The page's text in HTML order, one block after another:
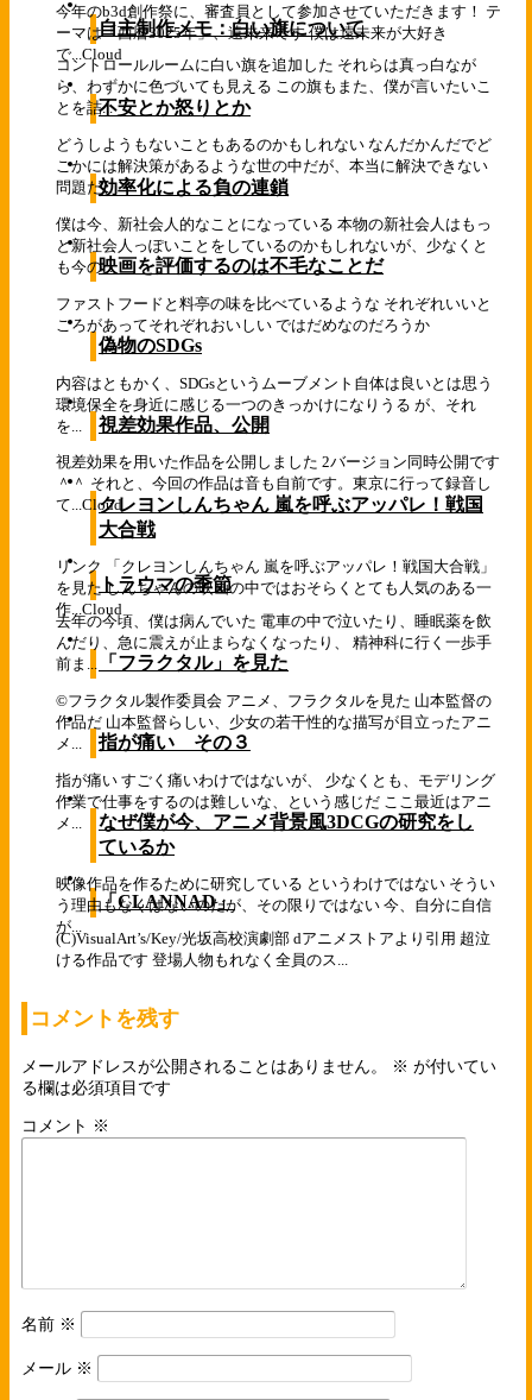
今年のb3d創作祭に、審査員として参加させていただきます！ テ
ーマは「西暦3025年」、遠未来です 僕は遠未来が大好き
で... Cloud
自主制作メモ：白い旗について
コントロールルームに白い旗を追加した それらは真っ白なが
ら、わずかに色づいても見える この旗もまた、僕が言いたいこ
とを詰...不安とか怒りとか
どうしようもないこともあるのかもしれない なんだかんだでど
こかには解決策があるような世の中だが、本当に解決できない
問題だ...効率化による負の連鎖
僕は今、新社会人的なことになっている 本物の新社会人はもっ
と新社会人っぽいことをしているのかもしれないが、少なくと
も今の...映画を評価するのは不毛なことだ
ファストフードと料亭の味を比べているような それぞれいいと
ころがあってそれぞれおいしい ではだめなのだろうか
偽物のSDGs
内容はともかく、SDGsというムーブメント自体は良いとは思う
環境保全を身近に感じる一つのきっかけになりうる が、それ
を...
視差効果作品、公開
視差効果を用いた作品を公開しました 2バージョン同時公開です
＾＾ それと、今回の作品は音も自前です。東京に行って録音し
て...Cloud
クレヨンしんちゃん 嵐を呼ぶアッパレ！戦国
大合戦
リンク 「クレヨンしんちゃん 嵐を呼ぶアッパレ！戦国大合戦」
を見た しんちゃんの映画の中ではおそらくとても人気のある一
作...Cloud
トラウマの季節
去年の今頃、僕は病んでいた 電車の中で泣いたり、睡眠薬を飲
んだり、急に震えが止まらなくなったり、 精神科に行く一歩手
前ま...
「フラクタル」を見た
©フラクタル製作委員会 アニメ、フラクタルを見た 山本監督の
作品だ 山本監督らしい、少女の若干性的な描写が目立ったアニ
メ...
指が痛い その３
指が痛い すごく痛いわけではないが、 少なくとも、モデリング
作業で仕事をするのは難しいな、という感じだ ここ最近はアニ
メ...
なぜ僕が今、アニメ背景風3DCGの研究をし
ているか
映像作品を作るために研究している というわけではない そうい
う理由もなくはないのだが、その限りではない 今、自分に自信
が...
「CLANNAD」
(C)VisualArt’s/Key/光坂高校演劇部 dアニメストアより引用 超泣
ける作品です 登場人物もれなく全員のス...
コメントを残す
メールアドレスが公開されることはありません。 ※ が付いてい
る欄は必須項目です
コメント ※
名前 ※
メール ※